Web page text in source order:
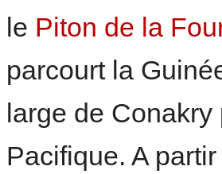
le Piton de la
parcourt la
large de
Pacifique. A